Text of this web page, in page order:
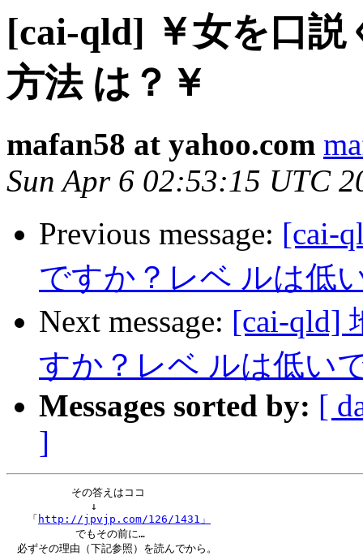
[cai-qld] ￥女を口説
方法 は？￥
mafan58 at yahoo.com
Sun Apr 6 02:53:15 UTC
Previous message: [cai-
ですか？レベ ルは低
Next message: [cai-qld]
すか？レベ ルは低い
Messages sorted by: [
]
          その答えはココ
↓
「 http://jpvjp.com/126/1431」
        　 でもその前に…
必ずその理由（下記参照）を読んでから。